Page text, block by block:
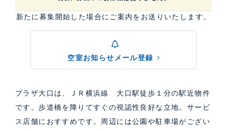
新たに募集開始した場合にご案内をお送りいたします。
空室お知らせメール登録
プラザ大口は、ＪＲ横浜線 大口駅徒歩１分の駅近物件
です。歩道橋を降りてすぐの視認性良好な立地。サービ
ス店舗におすすめです。周辺には公園や駐車場がござい